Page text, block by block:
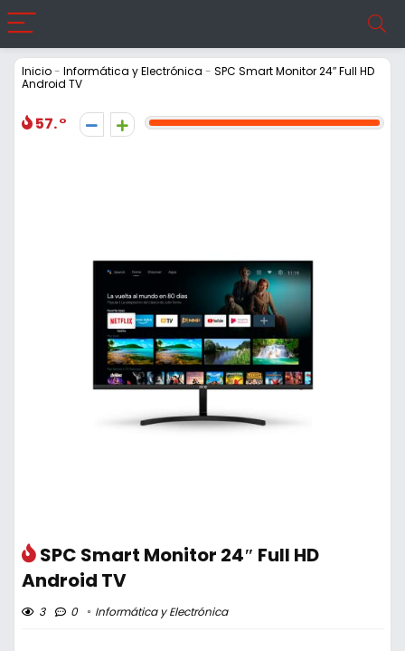
Inicio- Informática y Electrónica - SPC Smart Monitor 24″ Full HD
Android TV
57.
SPC Smart Monitor 24″ Full HD
Android TV
3 0 Informática y Electrónica